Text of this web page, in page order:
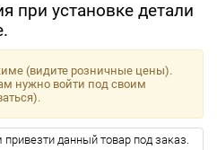
при установке детали
(видите розничные цены).
нужно войти под своим
данный товар под заказ.